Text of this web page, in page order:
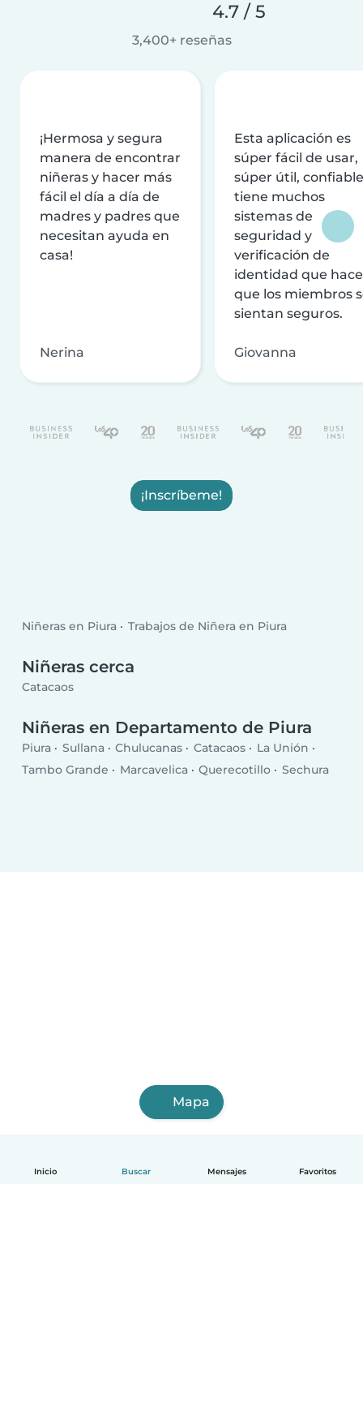
Inicio Buscar Mensajes Favoritos
4.7 / 5
3,400+ reseñas
¡Hermosa y segura
manera de encontrar
niñeras y hacer más
fácil el día a día de
madres y padres que
necesitan ayuda en
casa!
Nerina
Esta aplicación es
súper fácil de usar,
súper útil,
tiene muchos
sistemas de
seguridad y
verificación de
identidad que
que los miembros
sientan seguros.
Giovanna
¡Inscríbeme!
Niñeras en Piura Trabajos de Niñera en Piura
Niñeras cerca
Catacaos
Niñeras en Departamento de Piura
Piura Sullana Chulucanas Catacaos
La Unión
Tambo Grande
Marcavelica Querecotillo Sechura
Mapa